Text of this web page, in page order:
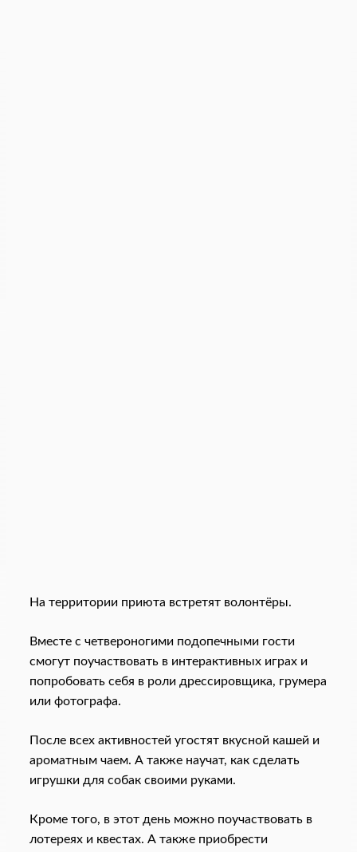
На территории приюта встретят волонтёры.
Вместе с четвероногими подопечными гости
смогут поучаствовать в интерактивных играх и
попробовать себя в роли дрессировщика, грумера
или фотографа.
После всех активностей угостят вкусной кашей и
ароматным чаем. А также научат, как сделать
игрушки для собак своими руками.
Кроме того, в этот день можно поучаствовать в
лотереях и квестах. А также приобрести